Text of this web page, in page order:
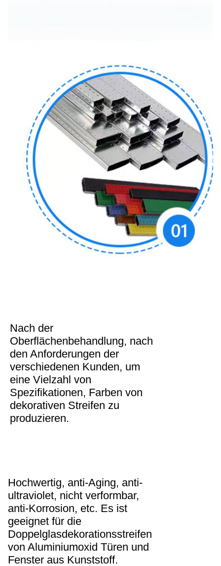
Nach der
Oberflächenbehandlung, nach
den Anforderungen der
verschiedenen Kunden, um
eine Vielzahl von
Spezifikationen, Farben von
dekorativen Streifen zu
produzieren.
Hochwertig, anti-Aging, anti-
ultraviolet, nicht verformbar,
anti-Korrosion, etc. Es ist
geeignet für die
Doppelglasdekorationsstreifen
von Aluminiumoxid Türen und
Fenster aus Kunststoff.